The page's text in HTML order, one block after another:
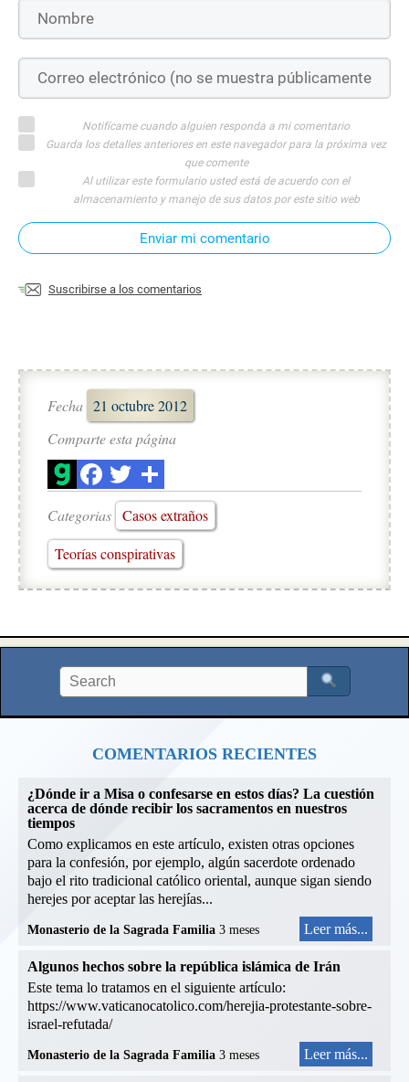
Notifícame cuando alguien responda a mi comentario
Guarda los detalles anteriores en este navegador para la próxima vez
que comente
Al utilizar este formulario usted está de acuerdo con el
almacenamiento y manejo de sus datos por este sitio web
Enviar mi comentario
Suscribirse a los comentarios
Fecha 21 octubre 2012
Comparte esta página
Categorias Casos extraños
Teorías conspirativas
COMENTARIOS RECIENTES
¿Dónde ir a Misa o confesarse en estos días? La cuestión
acerca de dónde recibir los sacramentos en nuestros
tiempos
Como explicamos en este artículo, existen otras opciones
para la confesión, por ejemplo, algún sacerdote ordenado
bajo el rito tradicional católico oriental, aunque sigan siendo
herejes por aceptar las herejías...
Monasterio de la Sagrada Familia 3 meses Leer más...
Algunos hechos sobre la república islámica de Irán
Este tema lo tratamos en el siguiente artículo:
https://www.vaticanocatolico.com/herejia-protestante-sobre-
israel-refutada/
Monasterio de la Sagrada Familia 3 meses Leer más...